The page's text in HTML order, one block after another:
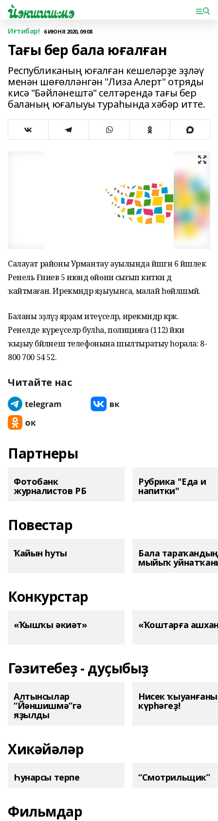
Иғтибар! 6 ИЮНЯ 2020, 09:08
Тағы бер бала юғалған
Республиканың юғалған кешеләрҙе эҙләү
менән шөғөлләнгән "Лиза Алерт" отряды
кисә "Бәйләнештә" селтәрендә тағы бер
баланың юғалыуы тураһында хәбәр итте.
Салауат районы Урмантау ауылында йәшәгән 6 йәшлек
Ренель Ғәниев 5 июндә өйөнән сығып киткән дә
ҡайтмаған. Ирекмәндәр яҙыуынса, малай һөйләшмәй.
Баланы эҙләүҙә ярҙам итеүселәр, ирекмәндәр кәрәк.
Ренелде күреүселәр булһа, полицияға (112) йәки
ҡыҙыу бәйләнеш телефонына шылтыратыу һорала: 8-
800 700 54 52.
Читайте нас
Партнеры
Фотобанк
журналистов РБ
Рубрика "Еда и
напитки"
Повестар
Ҡайын һуты Бала тараҡандың
мыйыҡ
Конкурстар
«Ҡышҡы әкиәт» «Ҡоштарға
Гәзитебеҙ - дуҫыбыҙ
Алтынсылар
“Йәншишмә”гә
яҙылды
Нисек
күрһәгеҙ!
Хикәйәләр
Һунарсы терпе “Смотрильщик”
Фильмдар